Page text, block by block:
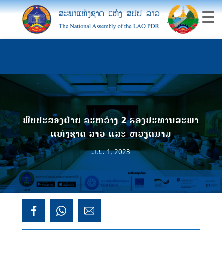
ພົບປະສອງຝ່າຍ ລະຫວ່າງ 2 ຮອງປະທານສະພາ
ແຫ່ງຊາດ ລາວ ແລະ ຫວຽດນາມ
ມ.ນ. 1, 2023